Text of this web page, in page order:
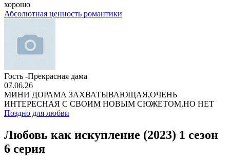
хорошо
Абсолютная ценность романтики
Гость -Прекрасная дама
07.06.26
МИНИ ДОРАМА ЗАХВАТЫВАЮЩАЯ,ОЧЕНЬ
ИНТЕРЕСНАЯ С СВОИМ НОВЫМ СЮЖЕТОМ,НО НЕТ
Поздно для любви
Любовь как искупление (2023) 1 сезон
6 серия